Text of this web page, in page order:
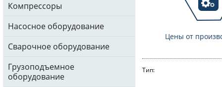
Компрессоры
Насосное оборудование
Сварочное оборудование
Грузоподъемное
оборудование
Цены от
Тип: